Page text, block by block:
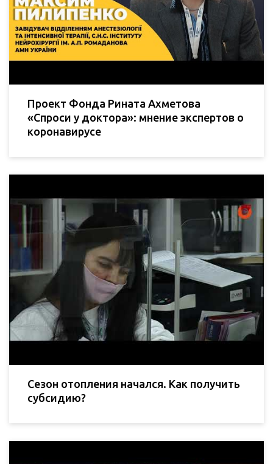
Проект Фонда Рината Ахметова
«Спроси у доктора»: мнение экспертов о
коронавирусе
Сезон отопления начался. Как получить
субсидию?